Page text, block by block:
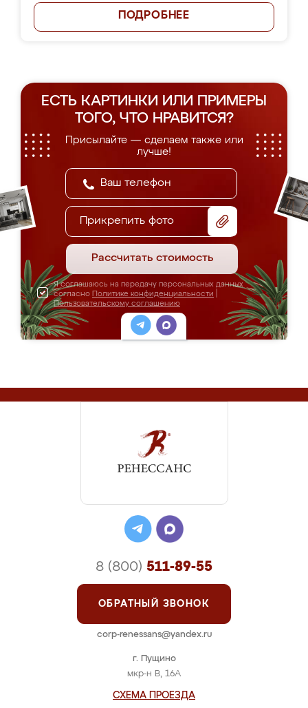
ПОДРОБНЕЕ
ЕСТЬ КАРТИНКИ ИЛИ ПРИМЕРЫ
ТОГО, ЧТО НРАВИТСЯ?
Присылайте — сделаем также или
лучше!
Прикрепить фото
Рассчитать стоимость
Я соглашаюсь на передачу персональных данных
согласно Политике конфиденциальности
Пользовательскому соглашению
г. Пущино
мкр-н В, 16А
СХЕМА ПРОЕЗДА
8 (800) 511-89-55
ОБРАТНЫЙ ЗВОНОК
corp-renessans@yandex.ru